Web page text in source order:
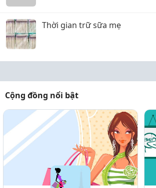
Thời gian trữ sữa mẹ
Cộng đồng nổi bật